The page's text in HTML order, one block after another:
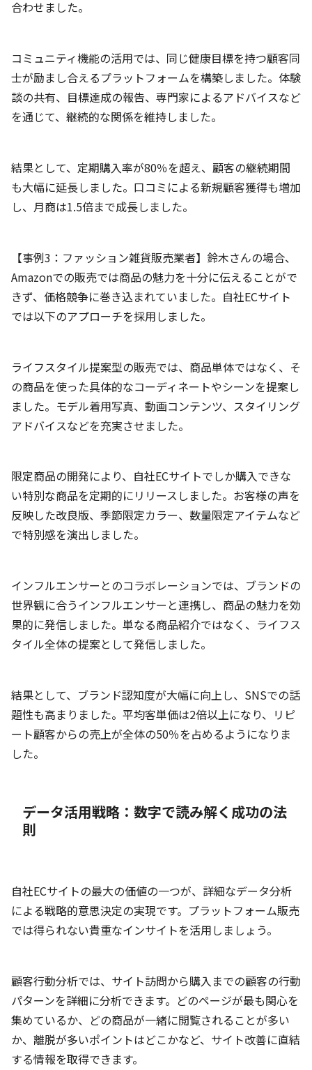
合わせました。
コミュニティ機能の活用では、同じ健康目標を持つ顧客同
士が励まし合えるプラットフォームを構築しました。体験
談の共有、目標達成の報告、専門家によるアドバイスなど
を通じて、継続的な関係を維持しました。
結果として、定期購入率が80％を超え、顧客の継続期間
も大幅に延長しました。口コミによる新規顧客獲得も増加
し、月商は1.5倍まで成長しました。
【事例3：ファッション雑貨販売業者】鈴木さんの場合、
Amazonでの販売では商品の魅力を十分に伝えることがで
きず、価格競争に巻き込まれていました。自社ECサイト
では以下のアプローチを採用しました。
ライフスタイル提案型の販売では、商品単体ではなく、そ
の商品を使った具体的なコーディネートやシーンを提案し
ました。モデル着用写真、動画コンテンツ、スタイリング
アドバイスなどを充実させました。
限定商品の開発により、自社ECサイトでしか購入できな
い特別な商品を定期的にリリースしました。お客様の声を
反映した改良版、季節限定カラー、数量限定アイテムなど
で特別感を演出しました。
インフルエンサーとのコラボレーションでは、ブランドの
世界観に合うインフルエンサーと連携し、商品の魅力を効
果的に発信しました。単なる商品紹介ではなく、ライフス
タイル全体の提案として発信しました。
結果として、ブランド認知度が大幅に向上し、SNSでの話
題性も高まりました。平均客単価は2倍以上になり、リピ
ート顧客からの売上が全体の50％を占めるようになりま
した。
データ活用戦略：数字で読み解く成功の法
則
自社ECサイトの最大の価値の一つが、詳細なデータ分析
による戦略的意思決定の実現です。プラットフォーム販売
では得られない貴重なインサイトを活用しましょう。
顧客行動分析では、サイト訪問から購入までの顧客の行動
パターンを詳細に分析できます。どのページが最も関心を
集めているか、どの商品が一緒に閲覧されることが多い
か、離脱が多いポイントはどこかなど、サイト改善に直結
する情報を取得できます。